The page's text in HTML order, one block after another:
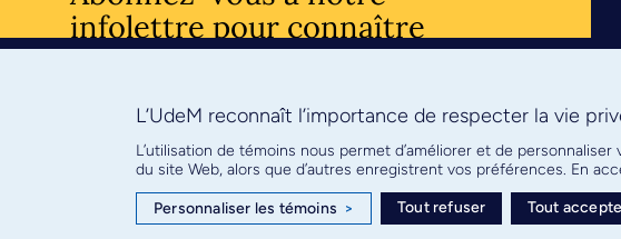
infolettre pour connaître
l’actualité facultaire
S'ABONNER
L’UdeM reconnaît l’importance de respecter la vie
L’utilisation de témoins nous permet d’améliorer et de
du site Web, alors que d’autres enregistrent vos préférences. En
Personnaliser les témoins > Tout refuser Tout